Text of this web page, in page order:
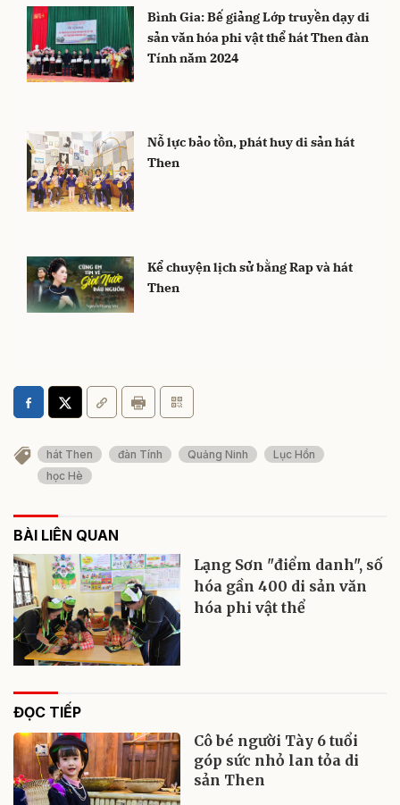
Bình Gia: Bế giảng Lớp truyền dạy di
sản văn hóa phi vật thể hát Then đàn
Tính năm 2024
Nỗ lực bảo tồn, phát huy di sản hát
Then
Kể chuyện lịch sử bằng Rap và hát
Then
hát Then đàn Tính Quảng Ninh
Lục Hồn
học Hè
BÀI LIÊN QUAN
Lạng Sơn "điểm danh", số
hóa gần 400 di sản văn
hóa phi vật thể
ĐỌC TIẾP
Cô bé người Tày 6 tuổi
góp sức nhỏ lan tỏa di
sản Then